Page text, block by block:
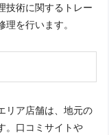
技術に関するトレー
を行います。
リア店舗は、地元の
。口コミサイトや